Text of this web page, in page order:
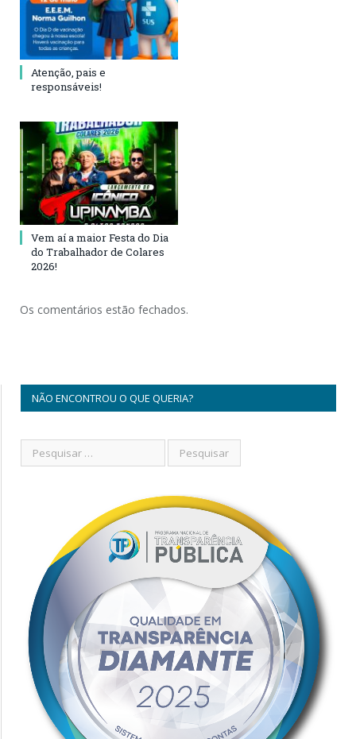
Atenção, pais e
responsáveis!
Vem aí a maior Festa do Dia
do Trabalhador de Colares
2026!
Os comentários estão fechados.
NÃO ENCONTROU O QUE QUERIA?